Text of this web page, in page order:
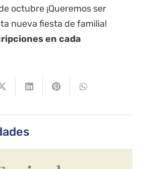
octubre ¡Queremos ser
nueva fiesta de familia!
en cada